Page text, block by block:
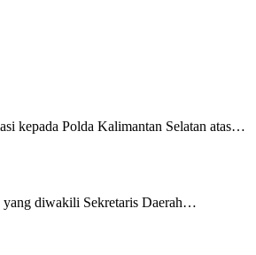
kepada Polda Kalimantan Selatan atas…
yang diwakili Sekretaris Daerah…